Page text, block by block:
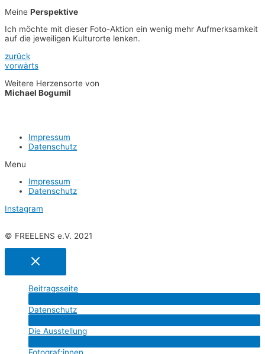
Mei­ne Perspektive
Ich möch­te mit die­ser Foto-Akti­on ein wenig mehr Auf­merk­sam­keit
auf die jewei­li­gen Kul­tur­or­te len­ken.
zurück
vor­wärts
Wei­te­re Her­zens­or­te von
Micha­el Bogumil
Impres­sum
Daten­schutz
Menu
Impres­sum
Daten­schutz
Instagram
© FREELENS e.V. 2021
Bei­trags­sei­te
Daten­schutz
Die Aus­stel­lung